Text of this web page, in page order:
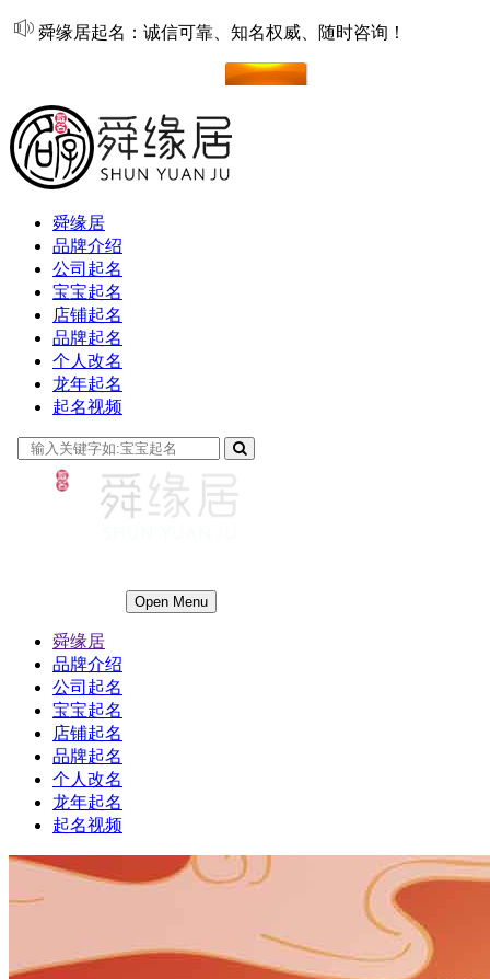
舜缘居起名：诚信可靠、知名权威、随时咨询！
舜缘居
品牌介绍
公司起名
宝宝起名
店铺起名
品牌起名
个人改名
龙年起名
起名视频
Open Menu
舜缘居
品牌介绍
公司起名
宝宝起名
店铺起名
品牌起名
个人改名
龙年起名
起名视频